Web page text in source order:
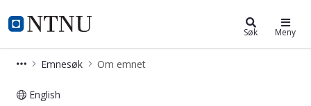
NTNU Hjemmeside
Studier Søk Meny
Emnesøk Om emnet
English